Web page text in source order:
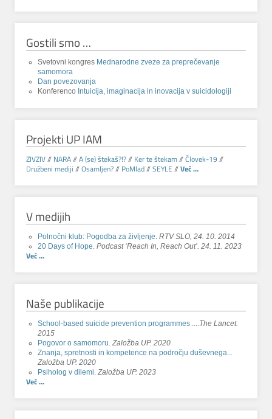
Gostili smo …
Svetovni kongres Mednarodne zveze za preprečevanje
samomora
Dan povezovanja
Konferenco Intuicija, imaginacija in inovacija v suicidologiji
Projekti UP IAM
ZIVZIV// NARA//A (se) štekaš?!?// Ker te štekam//Človek-19 //
Družbeni mediji //Osamljen?// PoMlad//SEYLE //Več ...
V medijih
Polnočni klub: Pogodba za življenje RTV SLO, 24. 10. 2014
20 Days of Hope Podcast ‘Reach In, Reach Out’. 24. 11. 2023
Več ...
Naše publikacije
School-based suicide prevention programmes ...
The Lancet.
2015
Pogovor o samomoru.Založba UP. 2020
Znanja, spretnosti in kompetence na področju duševnega...
Založba UP. 2020
Psiholog v dilemi. Založba UP. 2023
Več ...